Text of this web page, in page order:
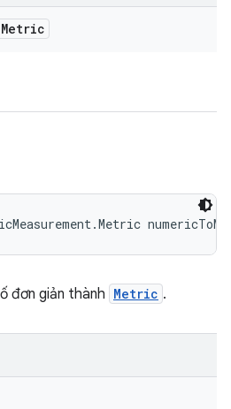
Metric
đơn giản thành Metric .